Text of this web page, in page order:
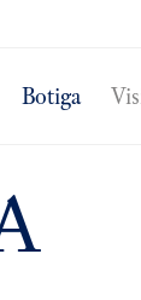
Botiga